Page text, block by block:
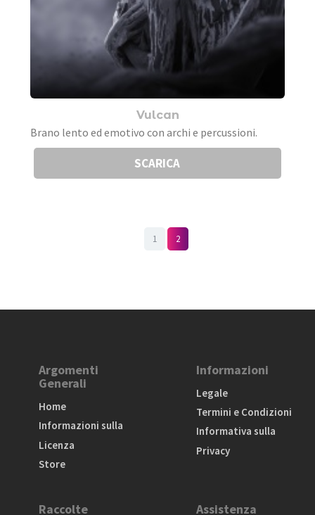
Vulcan
Brano lento ed emotivo con archi e percussioni.
SCARICA
1 2
Argomenti
Generali
Home
Informazioni sulla
Licenza
Store
Informazioni
Legale
Termini e Condizioni
Informativa sulla
Privacy
Raccolte Assistenza